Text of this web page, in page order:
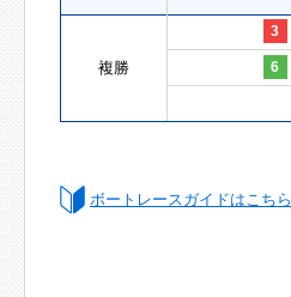
複勝
3
6
ボートレースガイドはこちら